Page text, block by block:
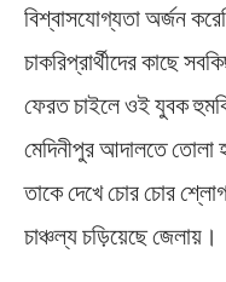
বিশ্বাসযোগ্যতা অর্জন
চাকরিপ্রার্থীদের কাছে
ফেরত চাইলে ওই যুবক
মেদিনীপুর আদালতে
তাকে দেখে চোর চোর
চাঞ্চল্য চড়িয়েছে জেলায়।